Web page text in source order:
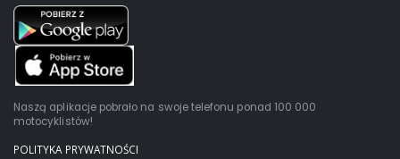
Naszą aplikacje pobrało na swoje telefonu ponad 100 000
motocyklistów!
POLITYKA PRYWATNOŚCI